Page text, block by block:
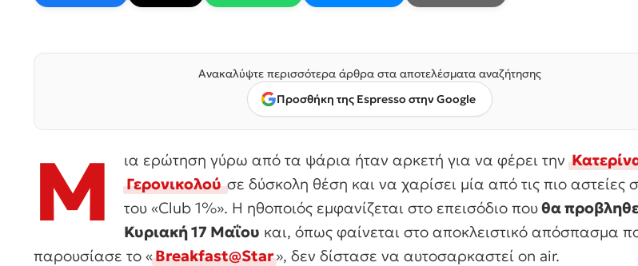
Ανακαλύψτε περισσότερα άρθρα στα αποτελέσματα αναζήτησης
Προσθήκη της Espresso στην Google
Μ ια ερώτηση γύρω από τα ψάρια ήταν αρκετή για να φέρει την
Γερονικολού σε δύσκολη θέση και να χαρίσει μία από τις πιο αστείες
του «Club 1%». Η ηθοποιός εμφανίζεται στο επεισόδιο πουθα
Κυριακή 17 Μαΐου και, όπως φαίνεται στο αποκλειστικό απόσπασμα
παρουσίασε το «Breakfast@Star», δεν δίστασε να αυτοσαρκαστεί on air.